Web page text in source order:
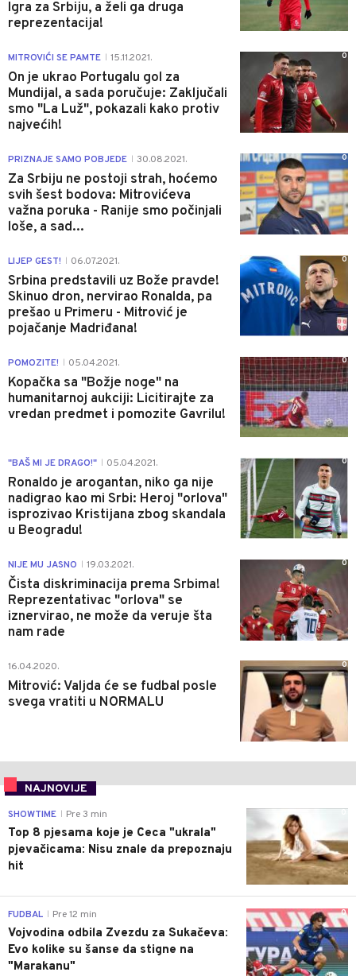
Igra za Srbiju, a želi ga druga
reprezentacija!
MITROVIĆI SE PAMTE 15.11.2021.
On je ukrao Portugalu gol za
Mundijal, a sada poručuje: Zaključali
smo "La Luž", pokazali kako protiv
najvećih!
0
PRIZNAJE SAMO POBJEDE 30.08.2021.
Za Srbiju ne postoji strah, hoćemo
svih šest bodova: Mitrovićeva
važna poruka - Ranije smo počinjali
loše, a sad...
0
LIJEP GEST! 06.07.2021.
Srbina predstavili uz Bože pravde!
Skinuo dron, nervirao Ronalda, pa
prešao u Primeru - Mitrović je
pojačanje Madriđana!
0
POMOZITE! 05.04.2021.
Kopačka sa "Božje noge" na
humanitarnoj aukciji: Licitirajte za
vredan predmet i pomozite Gavrilu!
0
"BAŠ MI JE DRAGO!" 05.04.2021.
Ronaldo je arogantan, niko ga nije
nadigrao kao mi Srbi: Heroj "orlova"
isprozivao Kristijana zbog skandala
u Beogradu!
0
NIJE MU JASNO 19.03.2021.
Čista diskriminacija prema Srbima!
Reprezentativac "orlova" se
iznervirao, ne može da veruje šta
nam rade
0
16.04.2020.
Mitrović: Valjda će se fudbal posle
svega vratiti u NORMALU
0
NAJNOVIJE
0
SHOWTIME Pre 3 min
Top 8 pjesama koje je Ceca "ukrala"
pjevačicama: Nisu znale da prepoznaju
hit
0
FUDBAL Pre 12 min
Vojvodina odbila Zvezdu za Sukačeva:
Evo kolike su šanse da stigne na
"Marakanu"